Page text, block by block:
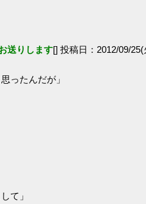
送りします[] 投稿日：2012/09/
ったんだが」
て」